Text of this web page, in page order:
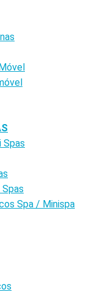
Spas
Spa / Minispa